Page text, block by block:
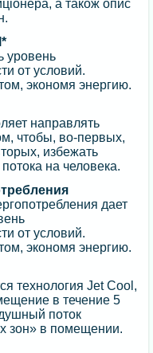
а також опис
уровень
от условий.
экономя энергию.
направлять
чтобы, во-первых,
избежать
на человека.
дает
от условий.
экономя энергию.
технология Jet Cool,
в течение 5
поток
зон» в помещении.